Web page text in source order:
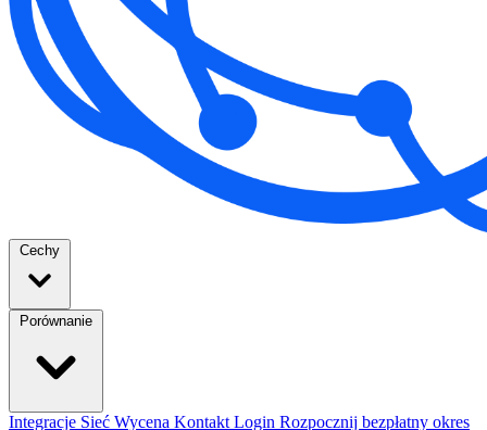
Cechy
Porównanie
Integracje Sieć Wycena Kontakt Login Rozpocznij bezpłatny okres